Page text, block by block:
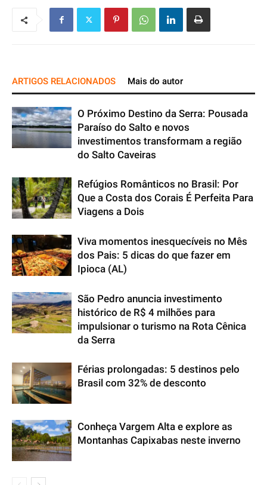
ARTIGOS RELACIONADOS Mais do autor
O Próximo Destino da Serra: Pousada
Paraíso do Salto e novos
investimentos transformam a região
do Salto Caveiras
Refúgios Românticos no Brasil: Por
Que a Costa dos Corais É Perfeita Para
Viagens a Dois
Viva momentos inesquecíveis no Mês
dos Pais: 5 dicas do que fazer em
Ipioca (AL)
São Pedro anuncia investimento
histórico de R$ 4 milhões para
impulsionar o turismo na Rota Cênica
da Serra
Férias prolongadas: 5 destinos pelo
Brasil com 32% de desconto
Conheça Vargem Alta e explore as
Montanhas Capixabas neste inverno